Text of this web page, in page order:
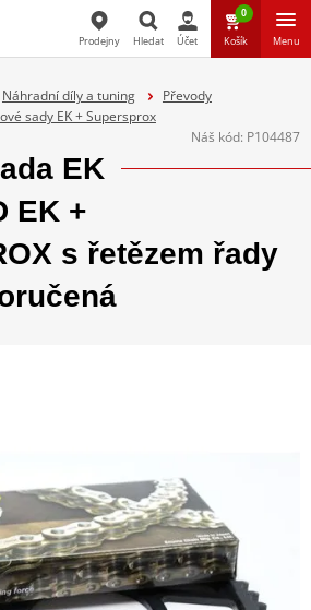
Prodejny Hledat Účet
0
Košík Menu
Náhradní díly a tuning
Převody
sady EK + Supersprox
Náš kód: P104487
EK
EK +
s řetězem řady